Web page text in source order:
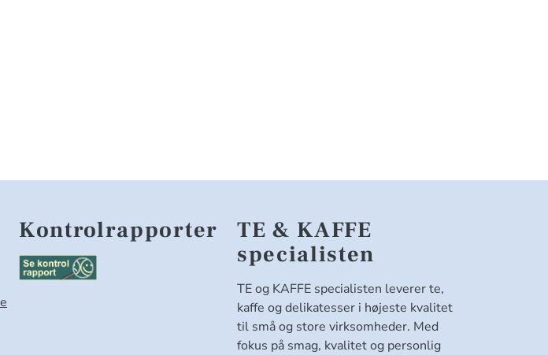
Kontrolrapporter
TE & KAFFE
specialisten
TE og KAFFE specialisten leverer te,
kaffe og delikatesser i højeste kvalitet
til små og store virksomheder. Med
fokus på smag, kvalitet og personlig